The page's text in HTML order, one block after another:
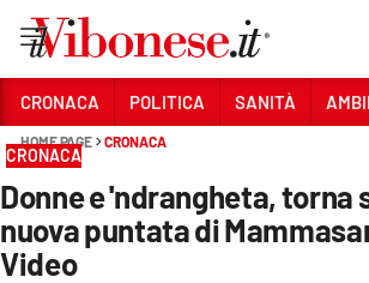
Sezioni
CRONACA
POLITICA
CRONACA POLITICA SANITÀ
HOME PAGE CRONACA
CRONACA
Donne e 'ndrangheta, torna
nuova puntata di
Video